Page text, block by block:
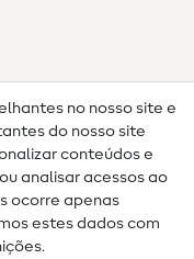
no nosso site e
do nosso site
conteúdos e
analisar acessos ao
ocorre apenas
estes dados com